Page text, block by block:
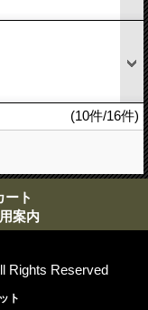
(10件/16件)
ート
案内
Rights Reserved
ト